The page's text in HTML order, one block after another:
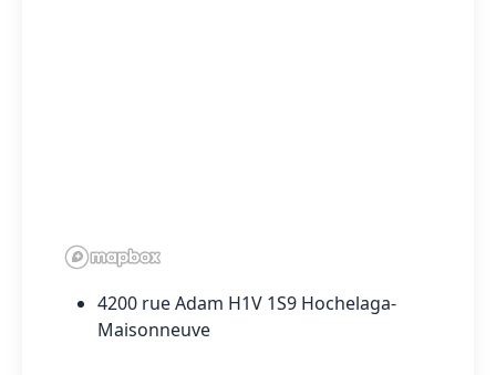
4200 rue Adam H1V 1S9 Hochelaga-
Maisonneuve